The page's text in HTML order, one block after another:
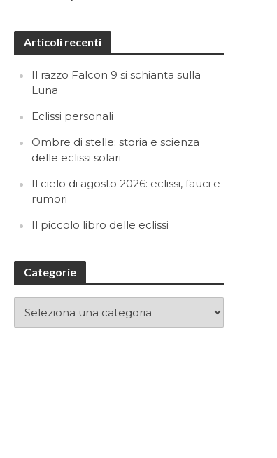
Articoli recenti
Il razzo Falcon 9 si schianta sulla
Luna
Eclissi personali
Ombre di stelle: storia e scienza
delle eclissi solari
Il cielo di agosto 2026: eclissi, fauci e
rumori
Il piccolo libro delle eclissi
Categorie